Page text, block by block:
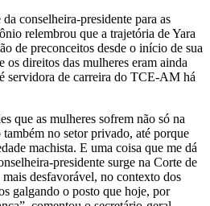
conselheira-presidente para as
relembrou que a trajetória de Yara
de preconceitos desde o início de sua
os direitos das mulheres eram ainda
é servidora de carreira do TCE-AM há
que as mulheres sofrem não só na
no setor privado, até porque
machista. E uma coisa que me dá
presidente surge na Corte de
desfavorável, no contexto dos
galgando o posto que hoje, por